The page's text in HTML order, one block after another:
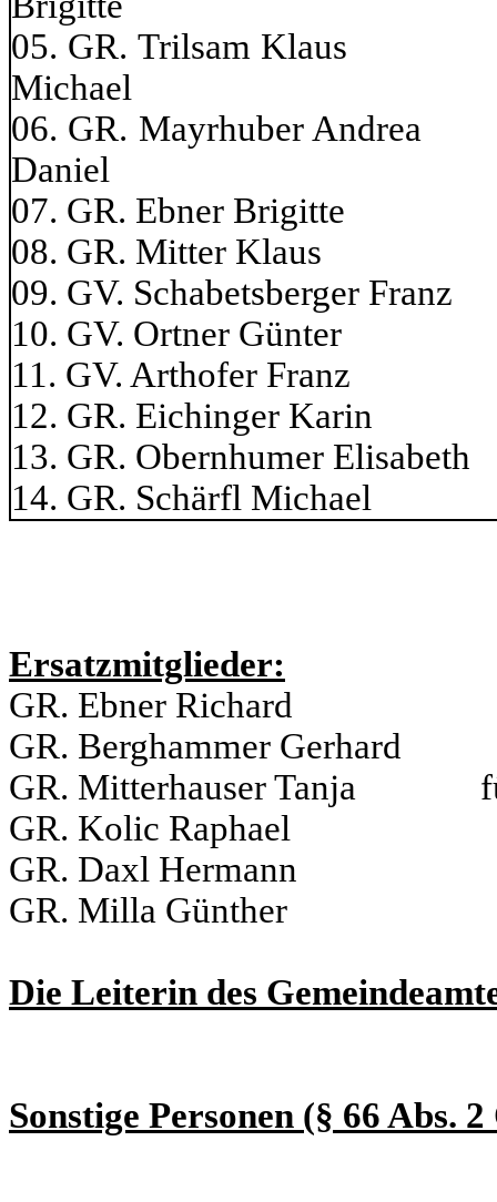
05. GR. Trilsam
Michael
06. GR.
Daniel
07. GR. Ebner
08. GR.
09. GV.
10. GV. Ortner
11. GV.
12. GR.
13. GR.
14. GR.
Ersatzmitglieder:
GR. Ebner Richard für
GR. Berghammer
GR. Mitterhauser Tanja für
GR. Kolic Raphael
GR. Daxl Hermann
GR. Milla Günther
Die Leiterin des
Sonstige Personen (§ 66 Abs.